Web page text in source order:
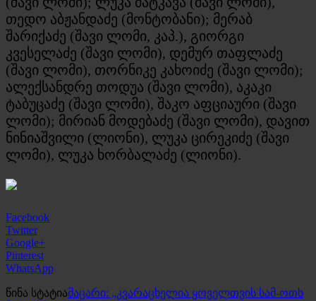
თედო აბჟანდაძე (მონტობანი); მერაბ
შარიქაძე (შავი ლომი, კაპ.), გიორგი
კვესელაძე (შავი ლომი), დემურ თაფლაძე
(შავი ლომი), თორნიკე კახოიძე (შავი ლომი);
ალექსანდრე თოდუა (შავი ლომი), აკაკი
ტაბუცაძე (შავი ლომი), შაკო აფციაური (შავი
ლომი); მირიან მოდებაძე (შავი ლომი), დავით
ნინიაშვილი (ლიონი), ლუკა ცირეკიძე (შავი
ლომი), ლუკა ხორბალაძე (ლიონი).
Facebook
Twitter
Google+
Pinterest
WhatsApp
წინა სტატიამაცარი: „კვარაცხელია ყოველთვის სამ-ოთხ